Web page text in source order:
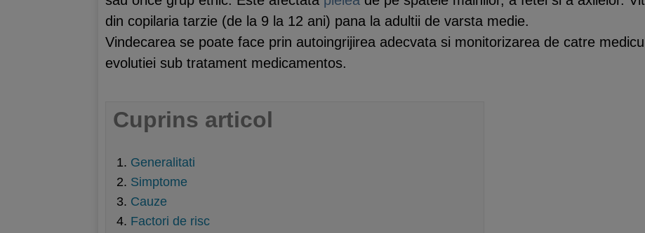
din copilaria tarzie (de la 9 la 12 ani) pana la adultii de varsta medie.
Vindecarea se poate face prin autoingrijirea adecvata si monitorizarea de catre
evolutiei sub tratament medicamentos.
Cuprins articol
Generalitati
Simptome
Cauze
Factori de risc